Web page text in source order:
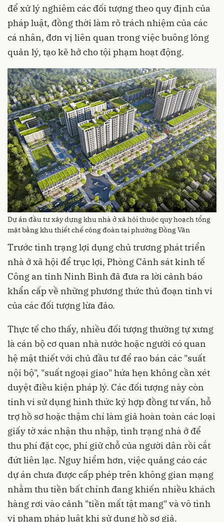
để xử lý nghiêm các đối tượng theo quy định của
pháp luật, đồng thời làm rõ trách nhiệm của các
cá nhân, đơn vị liên quan trong việc buông lỏng
quản lý, tạo kẽ hở cho tội phạm hoạt động.
Dự án đầu tư xây dựng khu nhà ở xã hội thuộc quy hoạch tổng
mặt bằng khu thiết chế công đoàn tại phường Đồng Văn
Trước tình trạng lợi dụng chủ trương phát triển
nhà ở xã hội để trục lợi, Phòng Cảnh sát kinh tế
Công an tỉnh Ninh Bình đã đưa ra lời cảnh báo
khẩn cấp về những phương thức thủ đoạn tinh vi
của các đối tượng lừa đảo.
Thực tế cho thấy, nhiều đối tượng thường tự xưng
là cán bộ cơ quan nhà nước hoặc người có quan
hệ mật thiết với chủ đầu tư để rao bán các "suất
nội bộ", "suất ngoại giao" hứa hẹn không cần xét
duyệt điều kiện pháp lý. Các đối tượng này còn
tinh vi sử dụng hình thức ký hợp đồng tư vấn, hỗ
trợ hồ sơ hoặc thậm chí làm giả hoàn toàn các loại
giấy tờ xác nhận thu nhập, tình trạng nhà ở để
thu phí đặt cọc, phí giữ chỗ của người dân rồi cắt
đứt liên lạc. Nguy hiểm hơn, việc quảng cáo các
dự án chưa được cấp phép trên không gian mạng
nhằm thu tiền bất chính đang khiến nhiều khách
hàng rơi vào cảnh "tiền mất tật mang" và vô tình
vi phạm pháp luật khi sử dụng hồ sơ giả.